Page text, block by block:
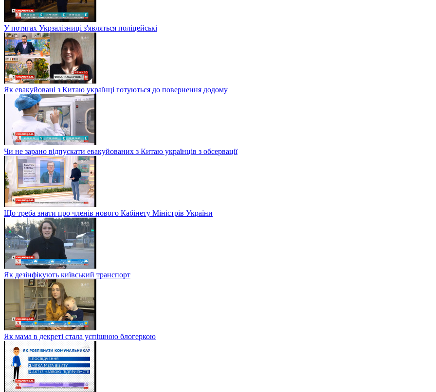
У потягах Укрзалізниці з'являться поліцейські
Як евакуйовані з Китаю українці готуються до повернення додому
Чи не зарано відпускати евакуйованих з Китаю українців з обсервації
Що треба знати про членів нового Кабінету Міністрів України
Як дезінфікують київський транспорт
Як мама в декреті стала успішною блогеркою